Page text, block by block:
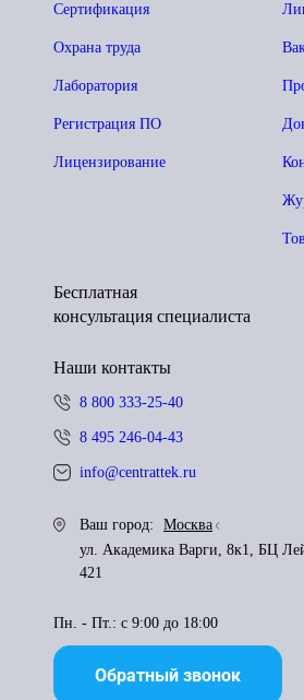
Сертификация
Охрана труда
Лаборатория
Регистрация ПО
Лицензирование
Бесплатная
консультация специалиста
Наши контакты
8 800 333-25-40
8 495 246-04-43
info@centrattek.ru
Ваш город:
Москва
ул. Академика Варги, 8к1, БЦ
421
Пн. - Пт.: с 9:00 до 18:00
Обратный звонок